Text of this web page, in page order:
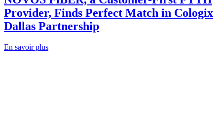
Provider, Finds Perfect Match in Cologix
Dallas Partnership
En savoir plus